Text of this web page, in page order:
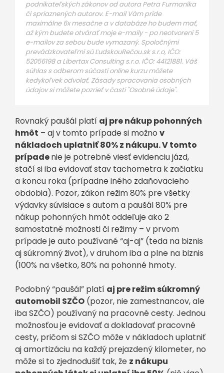
podnikateľských zákonov od autora Petra Furmaníka
či spriaznených autorov. E-mail Vám príde
maximálne 6x mesačne a v databáze ho budem mať,
až kým budete otvárať moje e-maily - po neotvorení 5
e-mailov za sebou bude vymazaný. Spoločnými
prevádzkovateľmi sú ĽudskouRečou.sk s.r.o, IČO:
52056198 a Libertax Consulting s.r.o. IČO: 44121881. Váš
súhlas s odberom súčastí online kurzu môžete
kedykoľvek odvolať. Zásady spracovania osobných
údajov si môžete pozrieť v časti "Osobné údaje".
Rovnaký paušál platí aj pre nákup pohonných
hmôt – aj v tomto prípade si možno v
nákladoch uplatniť 80% z nákupu. V tomto
prípadenie je potrebné viesť evidenciu jázd,
stačí si iba evidovať stav tachometra k začiatku
a koncu roka (prípadne iného zdaňovacieho
obdobia). Pozor, zákon režim 80% pre všetky
výdavky súvisiace s autom a paušál 80% pre
nákup pohonných hmôt oddeľuje ako 2
samostatné možnosti či režimy – v prvom
prípade je auto používané “aj-aj” (teda na biznis
aj súkromný život), v druhom iba a plne na biznis
(100% na všetko, 80% na pohonné hmoty.
Podobný “paušál” platí aj pre režim súkromný
automobil SZČO (pozor, nie zamestnancov, ale
iba SZČO) používaný na pracovné cesty. Jednou
možnosťou je evidovať a dokladovať pracovné
cesty, pričom si SZČO môže v nákladoch uplatniť
aj amortizáciu na každý prejazdený kilometer, no
môže si to zjednodušiť tak, že z nákupu